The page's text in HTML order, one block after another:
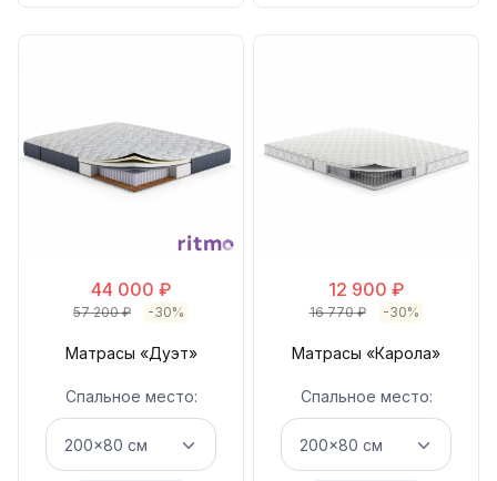
44 000 ₽
57 200₽ -30%
Матрасы «Дуэт»
Спальное место:
12 900 ₽
16 770₽ -30%
Матрасы «Карола»
Спальное место: